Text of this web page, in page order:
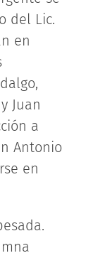
del Lic.
en
Juan
a
Antonio
en